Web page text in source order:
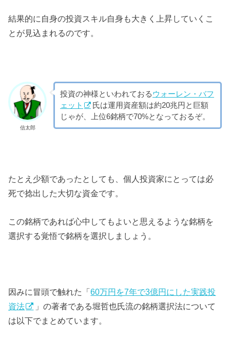
結果的に自身の投資スキル自身も大きく上昇していくこ
とが見込まれるのです。
信太郎
投資の神様といわれておるウォーレン・バフ
ェット
氏は運用資産額は約20兆円と巨額
じゃが、上位6銘柄で70%となっておるぞ。
たとえ少額であったとしても、個人投資家にとっては必
死で捻出した大切な資金です。
この銘柄であれば心中してもよいと思えるような銘柄を
選択する覚悟で銘柄を選択しましょう。
因みに冒頭で触れた「60万円を7年で3億円にした実践投
資法
」の著者である堀哲也氏流の銘柄選択法について
は以下でまとめています。